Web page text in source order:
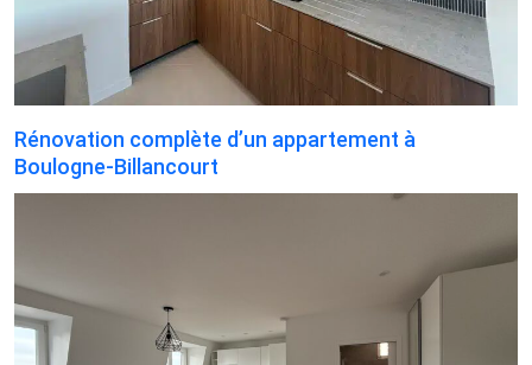
Rénovation complète d’un appartement à
Boulogne-Billancourt